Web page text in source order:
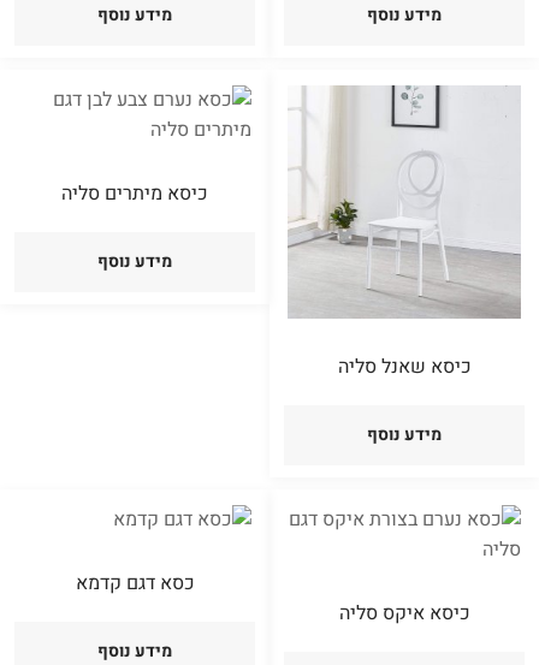
מידע נוסף מידע נוסף
כיסא שאנל סליה
מידע נוסף
כיסא מיתרים סליה
מידע נוסף
כיסא איקס סליה
כסא דגם קדמא
מידע נוסף